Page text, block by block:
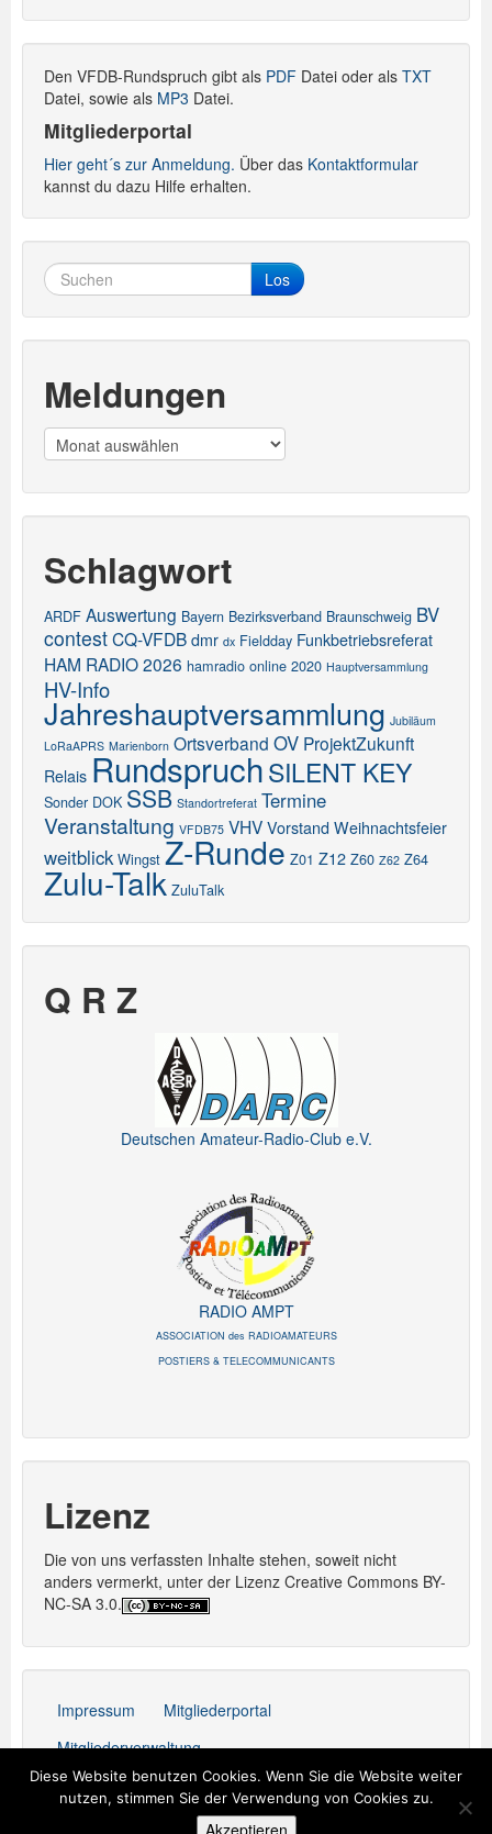
Den VFDB-Rundspruch gibt als PDF Datei oder als TXT
Datei, sowie als MP3 Datei.
Mitgliederportal
Hier geht´s zur Anmeldung. Über das Kontaktformular
kannst du dazu Hilfe erhalten.
Los
Meldungen
Meldungen
Schlagwort
ARDF Auswertung Bayern Bezirksverband Braunschweig BV
contestCQ-VFDB dmr dx Fieldday Funkbetriebsreferat
HAM RADIO 2026 hamradio online 2020 Hauptversammlung
HV-Info
Jahreshauptversammlung Jubiläum
LoRaAPRS Marienborn Ortsverband OV ProjektZukunft
Relais RundspruchSILENT KEY
Sonder DOK SSB Standortreferat Termine
Veranstaltung VFDB75 VHV Vorstand Weihnachtsfeier
weitblick Wingst Z-Runde Z01 Z12 Z60 Z62 Z64
Zulu-Talk ZuluTalk
Q R Z
Deutschen Amateur-Radio-Club e.V.
RADIO AMPT
ASSOCIATION des RADIOAMATEURS
POSTIERS & TELECOMMUNICANTS
Lizenz
Die von uns verfassten Inhalte stehen, soweit nicht
anders vermerkt, unter der Lizenz Creative Commons BY-
NC-SA 3.0.
Impressum
Mitgliederportal
Mitgliederverwaltung
Stolz präsentiert von WordPress
Diese Website benutzen Cookies. Wenn Sie die Website weiter
nutzen, stimmen Sie der Verwendung von Cookies zu.
Akzeptieren